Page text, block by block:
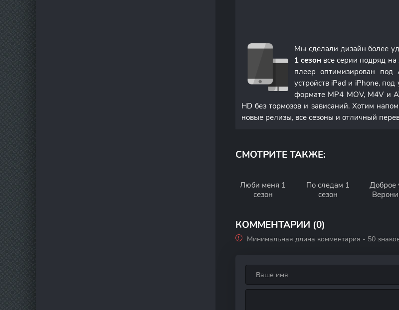
Мы сделали дизайн более
1 сезон все серии подряд
плеер оптимизирован
устройств iPad и iPhone,
формате MP4 MOV, M4V и
HD без тормозов и зависаний. Хотим
новые релизы, все сезоны и отличный
СМОТРИТЕ ТАКЖЕ:
Люби меня 1
сезон
По следам 1
сезон
Доброе
КОММЕНТАРИИ (0)
Минимальная длина комментария - 50